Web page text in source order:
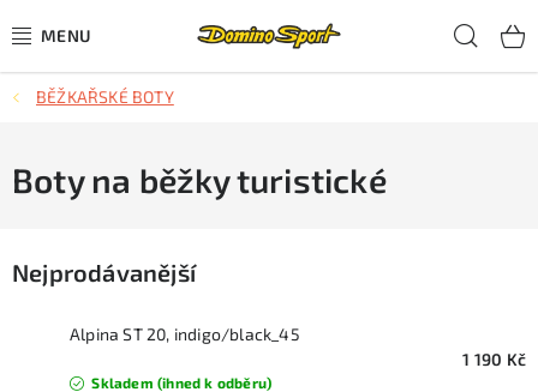
na
CYKLISTIKA
SJEZDOVÉ LYŽOVÁNÍ
BĚŽECKÉ LYŽOVÁNÍ
BĚŽKAŘSKÉ BOTY
Boty na běžky turistické
Nejprodávanější
Alpina ST 20, indigo/black_45
Skladem (ihned k odběru)
1 190 Kč